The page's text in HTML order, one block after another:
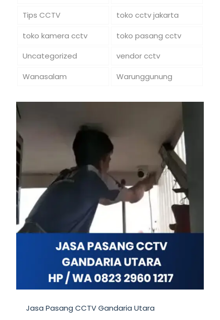
Tips CCTV
toko cctv jakarta
toko kamera cctv
toko pasang cctv
Uncategorized
vendor cctv
Wanasalam
Warunggunung
Jasa Pasang CCTV Gandaria Utara